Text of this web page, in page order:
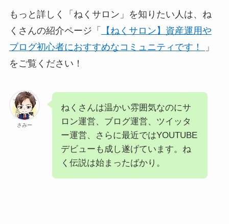
もっと詳しく「ねくサロン」を知りたい人は、ね
くさんの紹介ページ「
【ねくサロン】資産運用や
ブログ初心者におすすめなコミュニティです！
」
をご覧ください！
さみー
ねくさんは温かい雰囲気なのにサ
ロン運営、ブログ運営、ツイッタ
ー運営、さらに最近ではYOUTUBE
デビューも成し遂げています。ね
く伝説は始まったばかり。